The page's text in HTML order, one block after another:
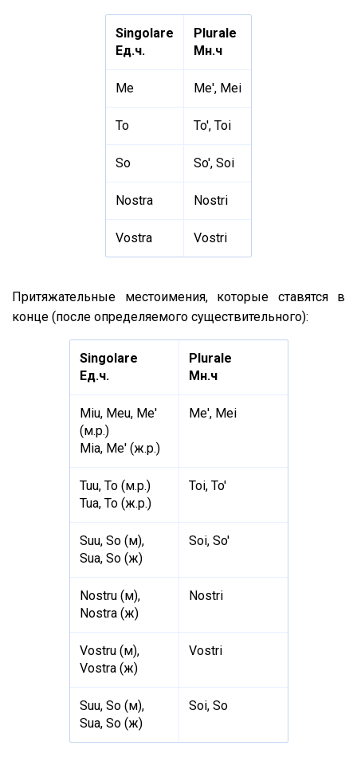
Singolare
Ед.ч.
Plurale
Мн.ч
Me Me', Mei
To To', Toi
So So', Soi
Nostra Nostri
Vostra Vostri
Притяжательные местоимения, которые ставятся в
конце (после определяемого существительного):
Singolare
Ед.ч.
Plurale
Мн.ч
Miu, Meu, Me'
(м.р.)
Mia, Me' (ж.р.)
Me', Mei
Tuu, To (м.р.)
Tua, To (ж.р.)
Toi, To'
Suu, So (м),
Sua, So (ж)
Soi, So'
Nostru (м),
Nostra (ж)
Nostri
Vostru (м),
Vostra (ж)
Vostri
Suu, So (м),
Sua, So (ж)
Soi, So